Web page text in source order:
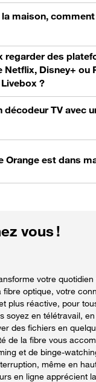
la maison,
regarder des
Disney+ ou
?
TV avec
Orange est dans
vous !
votre
fibre optique, votre
plus réactive, pour
soyez en télétravail,
des fichiers en
de la fibre vous
et de binge-
même en
en ligne apprécient